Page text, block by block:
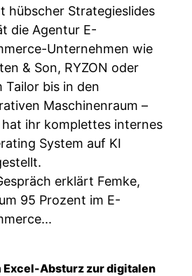
hübscher Strategieslides
die Agentur E-
Unternehmen wie
& Son, RYZON oder
Tailor bis in den
Maschinenraum –
hat ihr komplettes internes
System auf KI
erklärt Femke,
95 Prozent im E-
Excel-Absturz zur digitalen